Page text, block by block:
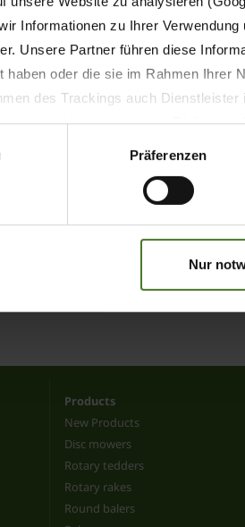
Informationen zu Ihrer
Unsere Partner führen diese
haben oder die sie im Rahmen Ihrer
des Trackings auch
ein, wodurch das Risiko
Präferenzen
Nur
Pack – The new generation
Pack
5
Products
New Products
Disc mowers
Rotary tedders
Rotary rakes
Round balers